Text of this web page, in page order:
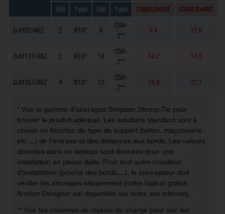
Qté Type Qté Type CSA5.0x35Z CSA5.0x40Z
DJH92/46Z 2 Ø10* 6
CSA-
Z**
9.4 12.6
DJH137/46Z 2 Ø10* 10
CSA-
Z**
14.2 14.2
DJH167/46Z 4 Ø10* 12
CSA-
Z**
18.9 22.7
* Voir la gamme d'ancrages Simpson Strong-Tie pour
trouver le produit adéquat. Les solutions standard sont à
choisir en fonction du type de support (béton, maçonnerie
etc ...) de l'entraxe et des distances aux bords. Les valeurs
données dans ce tableau sont données pour une
installation en pleine dalle. Pour tout autre condition
d'installation (proche des bords,...), le concepteur doit
vérifier les ancrages séparement (notre logicel gratuit
Anchor Designer est disponible sur notre site internet).
** Voir les colonnes de reprise de charge pour voir les